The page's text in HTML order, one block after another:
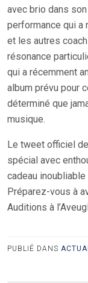
avec brio dans
performance qui a
et les autres
résonance
qui a récemment
album prévu pour
déterminé que
musique.
Le tweet officiel
spécial avec
cadeau inoubliable
Préparez-vous à
Auditions à
PUBLIÉ DANS